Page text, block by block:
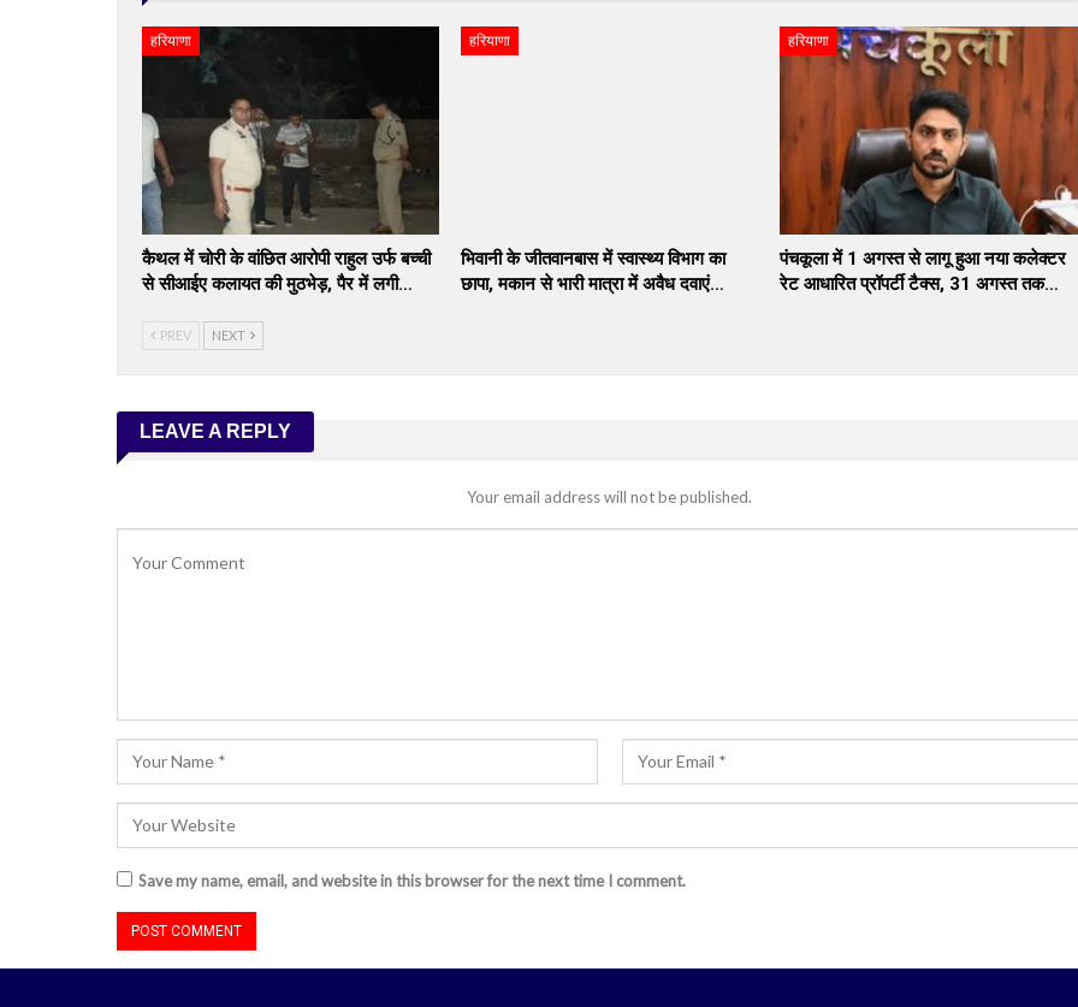
हरियाणा
कैथल में चोरी के वांछित आरोपी राहुल उर्फ बच्ची
से सीआईए कलायत की मुठभेड़, पैर में लगी…
हरियाणा
भिवानी के जीतवानबास में स्वास्थ्य विभाग का
छापा, मकान से भारी मात्रा में अवैध दवाएं…
हरियाणा
पंचकूला में 1 अगस्त से लागू हुआ नया कलेक्टर
रेट आधारित प्रॉपर्टी टैक्स, 31 अगस्त तक…
PREV NEXT
LEAVE A REPLY
Your email address will not be published.
Save my name, email, and website in this browser for the next time I comment.